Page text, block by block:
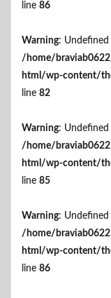
line 86
Warning: Undefined
/home/
html/wp-content/
line 82
Warning:
/home/
html/wp-content/
line 85
Warning: Undefined
/home/
html/wp-content/
line 86